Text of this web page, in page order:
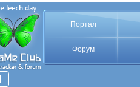
Портал
Форум